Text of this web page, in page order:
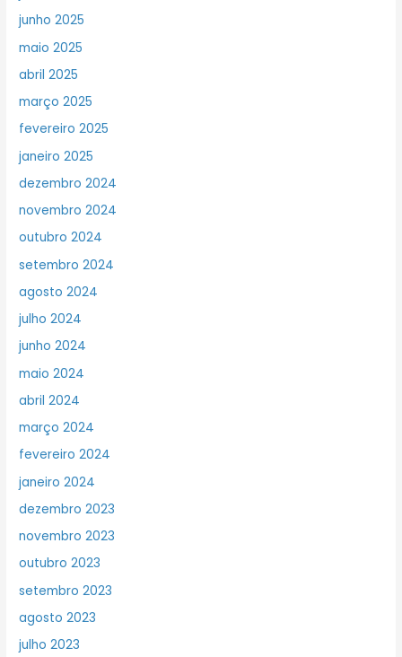
junho 2025
maio 2025
abril 2025
março 2025
fevereiro 2025
janeiro 2025
dezembro 2024
novembro 2024
outubro 2024
setembro 2024
agosto 2024
julho 2024
junho 2024
maio 2024
abril 2024
março 2024
fevereiro 2024
janeiro 2024
dezembro 2023
novembro 2023
outubro 2023
setembro 2023
agosto 2023
julho 2023